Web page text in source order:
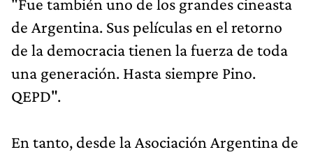
de Argentina. Sus películas en el retorno
de la democracia tienen la fuerza de toda
una generación. Hasta siempre Pino.
QEPD".
En tanto, desde la Asociación Argentina de